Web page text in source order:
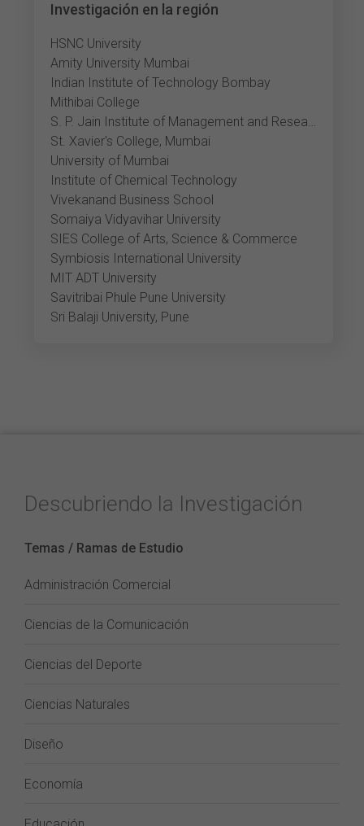
Investigación en la región
HSNC University
Amity University Mumbai
Indian Institute of Technology Bombay
Mithibai College
S. P. Jain Institute of Management and Research
St. Xavier's College, Mumbai
University of Mumbai
Institute of Chemical Technology
Vivekanand Business School
Somaiya Vidyavihar University
SIES College of Arts, Science & Commerce
Symbiosis International University
MIT ADT University
Savitribai Phule Pune University
Sri Balaji University, Pune
Descubriendo la Investigación
Temas / Ramas de Estudio
Administración Comercial
Ciencias de la Comunicación
Ciencias del Deporte
Ciencias Naturales
Diseño
Economía